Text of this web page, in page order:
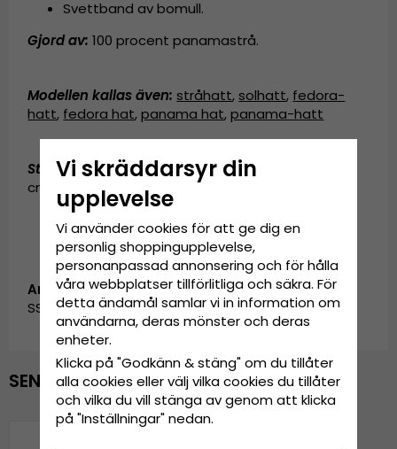
Svettband av bomull.
Gjord av: 100 procent panamastrå.
Modellen kallas även: stråhatt, solhatt, fedora-
hatt, fedora hat,panama hat,panama-hatt
Storleksinformation:Small - 56 cm. Medium - 58
cm. Large - 60 cm. X-Large - 62 cm.
Artikelnummer:
SS_jungla.2167antique.Green
SENAST VISADE PRODUKTER
Vi skräddarsyr din
upplevelse
Vi använder cookies för att ge dig en
personlig shoppingupplevelse,
personanpassad annonsering och för hålla
våra webbplatser tillförlitliga och säkra. För
detta ändamål samlar vi in information om
användarna, deras mönster och deras
enheter.
Klicka på "Godkänn & stäng" om du tillåter
alla cookies eller välj vilka cookies du tillåter
och vilka du vill stänga av genom att klicka
på "Inställningar" nedan.